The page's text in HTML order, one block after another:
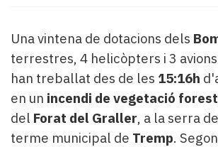
Pallars
Contingut
patrocinat
més
llegit...
Editorial
Una vintena de dotacions dels
terrestres, 4 helicòpters i 3
han treballat des de les 15:16h
en un incendi de vegetació
del Forat del Graller, a la serra de
terme municipal de Tremp.